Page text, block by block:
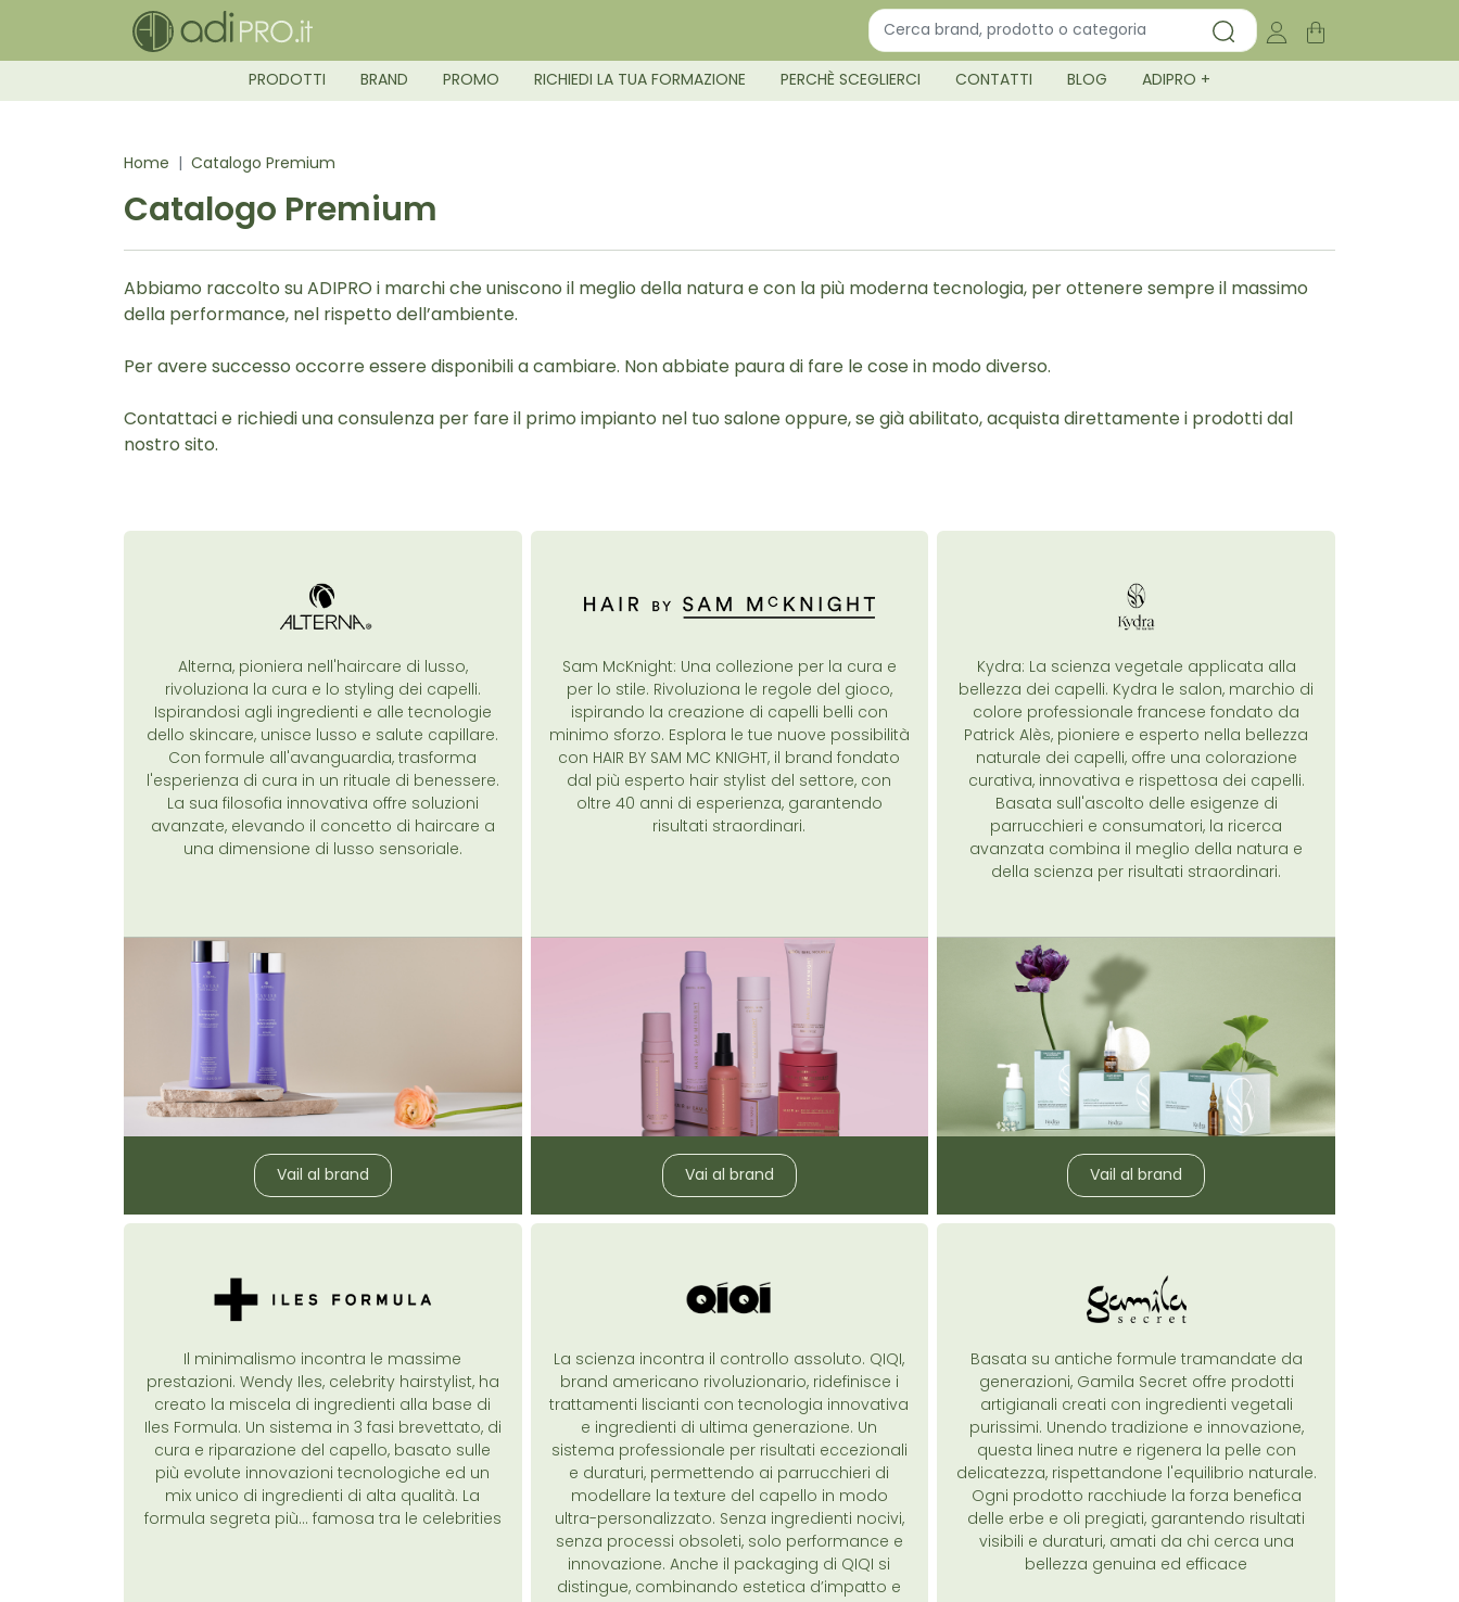
PRODOTTI BRAND PROMO RICHIEDI LA TUA FORMAZIONE PERCHÈ SCEGLIERCI CONTATTI BLOG ADIPRO +
Home Catalogo Premium
Catalogo Premium
Abbiamo raccolto su ADIPRO i marchi che uniscono il meglio della natura e con la più moderna tecnologia, per ottenere sempre il massimo
della performance, nel rispetto dell’ambiente.
Per avere successo occorre essere disponibili a cambiare. Non abbiate paura di fare le cose in modo diverso.
Contattaci e richiedi una consulenza per fare il primo impianto nel tuo salone oppure, se già abilitato, acquista direttamente i prodotti dal
nostro sito.
Alterna, pioniera nell'haircare di lusso,
rivoluziona la cura e lo styling dei capelli.
Ispirandosi agli ingredienti e alle tecnologie
dello skincare, unisce lusso e salute capillare.
Con formule all'avanguardia, trasforma
l'esperienza di cura in un rituale di benessere.
La sua filosofia innovativa offre soluzioni
avanzate, elevando il concetto di haircare a
una dimensione di lusso sensoriale.
Vail al brand
Sam McKnight: Una collezione per la cura e
per lo stile. Rivoluziona le regole del gioco,
ispirando la creazione di capelli belli con
minimo sforzo. Esplora le tue nuove possibilità
con HAIR BY SAM MC KNIGHT, il brand fondato
dal più esperto hair stylist del settore, con
oltre 40 anni di esperienza, garantendo
risultati straordinari.
Vai al brand
Kydra: La scienza vegetale applicata alla
bellezza dei capelli. Kydra le salon, marchio di
colore professionale francese fondato da
Patrick Alès, pioniere e esperto nella bellezza
naturale dei capelli, offre una colorazione
curativa, innovativa e rispettosa dei capelli.
Basata sull'ascolto delle esigenze di
parrucchieri e consumatori, la ricerca
avanzata combina il meglio della natura e
della scienza per risultati straordinari.
Vail al brand
Il minimalismo incontra le massime
prestazioni. Wendy Iles, celebrity hairstylist, ha
creato la miscela di ingredienti alla base di
Iles Formula. Un sistema in 3 fasi brevettato, di
cura e riparazione del capello, basato sulle
più evolute innovazioni tecnologiche ed un
mix unico di ingredienti di alta qualità. La
formula segreta più... famosa tra le celebrities
La scienza incontra il controllo assoluto. QIQI,
brand americano rivoluzionario, ridefinisce i
trattamenti liscianti con tecnologia innovativa
e ingredienti di ultima generazione. Un
sistema professionale per risultati eccezionali
e duraturi, permettendo ai parrucchieri di
modellare la texture del capello in modo
ultra-personalizzato. Senza ingredienti nocivi,
senza processi obsoleti, solo performance e
innovazione. Anche il packaging di QIQI si
distingue, combinando estetica d’impatto e
Basata su antiche formule tramandate da
generazioni, Gamila Secret offre prodotti
artigianali creati con ingredienti vegetali
purissimi. Unendo tradizione e innovazione,
questa linea nutre e rigenera la pelle con
delicatezza, rispettandone l'equilibrio naturale.
Ogni prodotto racchiude la forza benefica
delle erbe e oli pregiati, garantendo risultati
visibili e duraturi, amati da chi cerca una
bellezza genuina ed efficace